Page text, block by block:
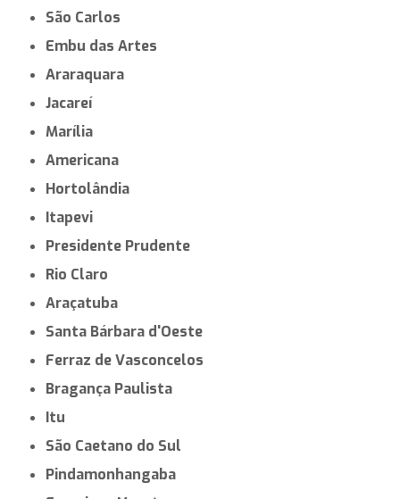
São Carlos
Embu das Artes
Araraquara
Jacareí
Marília
Americana
Hortolândia
Itapevi
Presidente Prudente
Rio Claro
Araçatuba
Santa Bárbara d'Oeste
Ferraz de Vasconcelos
Bragança Paulista
Itu
São Caetano do Sul
Pindamonhangaba